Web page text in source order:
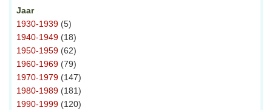
Jaar
1930-1939 (5)
1940-1949 (18)
1950-1959 (62)
1960-1969 (79)
1970-1979 (147)
1980-1989 (181)
1990-1999 (120)